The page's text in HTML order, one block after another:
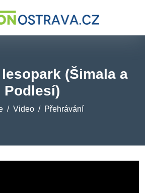
(Šimala a
Podlesí)
Video Přehrávání